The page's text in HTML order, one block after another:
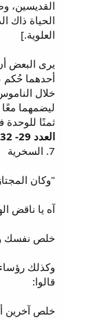
القديسين،
الحياة ذاك
العلوية.]
يرى البعض
أحدهما حُكم
خلال
ليضمهما
ثمنًا للوحدة
العدد 29- 32
7. السخرية
"وكان
آه يا ناقض
خلص نفسك
وكذلك
قالوا:
خلص آخرين